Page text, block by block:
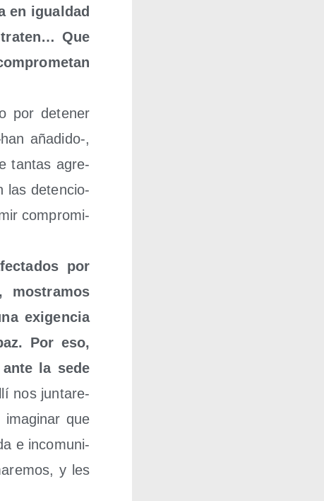
en igual­dad
Que
por dete­ner
añadido‑,
tan­tas agre­
las deten­cio­
com­pro­mi­
por
mos­tra­mos
exi­gen­cia
Por eso,
la sede
nos jun­ta­re­
que
e inco­mu­ni­
y les